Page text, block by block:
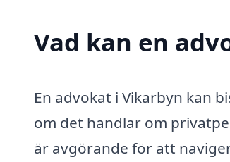
Vad kan en
En advokat i Vikarbyn kan
om det handlar om
är avgörande för att